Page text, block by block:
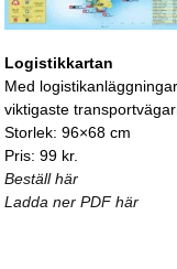
Logistikkartan
Med
viktigaste
Storlek: 96×68 cm
Pris: 99 kr.
Beställ här
Ladda ner PDF här